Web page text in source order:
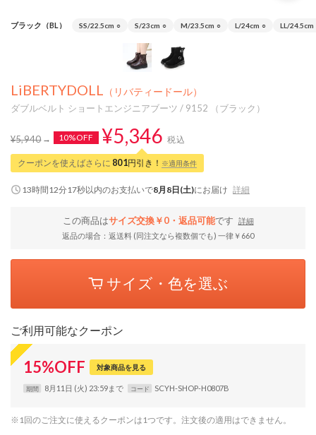
ブラック（BL） SS/22.5cm ○ S/23cm ○ M/23.5cm ○ L/24cm ○ LL/24.5cm
LiBERTYDOLL （リバティードール）
ダブルベルト ショートエンジニアブーツ / 9152 （ブラック）
¥5,940 10%OFF ¥5,346 税込
クーポンを使えばさらに 801円引き！ ※適用条件
13時間12分16秒以内のお支払いで8月8日(土)にお届け 詳細
この商品はサイズ交換￥0・返品可能です
詳細
返品の場合：返送料 (同注文なら複数個でも) 一律￥660
サイズ・色を選ぶ
ご利用可能なクーポン
15%OFF 対象商品を見る
期間 8月11日 (火) 23:59まで コード SCYH-SHOP-H0807B
※1回のご注文に使えるクーポンは1つです。注文後の適用はできません。